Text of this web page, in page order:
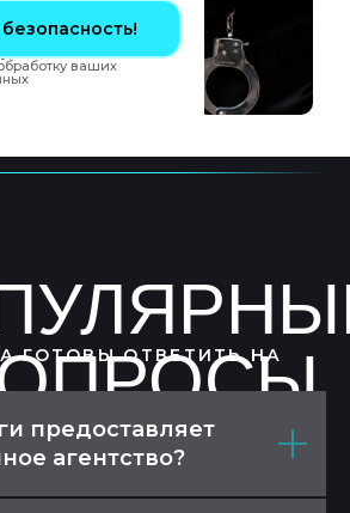
вы автоматически
ваших
ГОТОВЫ ОТВЕТИТЬ НА
предоставляет
агентство?